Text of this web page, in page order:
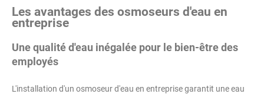
Les avantages des osmoseurs d'eau en
entreprise
Une qualité d'eau inégalée pour le bien-être des
employés
L'installation d'un osmoseur d'eau en entreprise garantit une eau